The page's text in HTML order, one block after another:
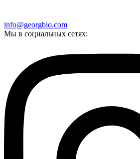
info@georgbio.com
Мы в социальных сетях: